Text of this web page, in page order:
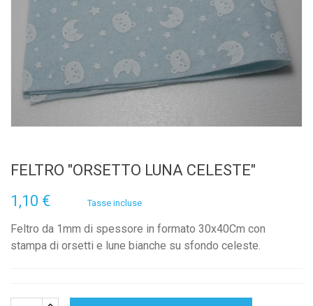
FELTRO "ORSETTO LUNA CELESTE"
1,10 €
Tasse incluse
Feltro da 1mm di spessore in formato 30x40Cm con
stampa di orsetti e lune bianche su sfondo celeste.